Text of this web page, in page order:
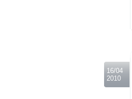
16/04
2010